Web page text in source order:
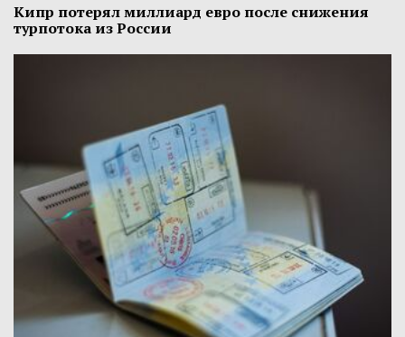
Кипр потерял миллиард евро после снижения
турпотока из России